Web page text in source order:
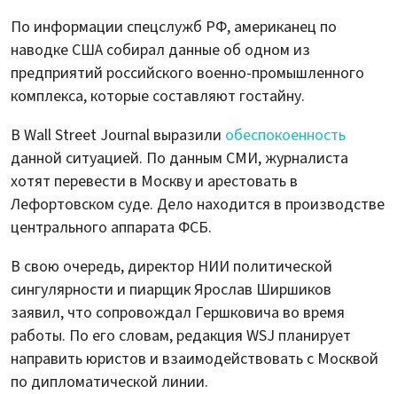
По информации спецслужб РФ, американец по
наводке США собирал данные об одном из
предприятий российского военно-промышленного
комплекса, которые составляют гостайну.
В Wall Street Journal выразили обеспокоенность
данной ситуацией. По данным СМИ, журналиста
хотят перевести в Москву и арестовать в
Лефортовском суде. Дело находится в производстве
центрального аппарата ФСБ.
В свою очередь, директор НИИ политической
сингулярности и пиарщик Ярослав Ширшиков
заявил, что сопровождал Гершковича во время
работы. По его словам, редакция WSJ планирует
направить юристов и взаимодействовать с Москвой
по дипломатической линии.